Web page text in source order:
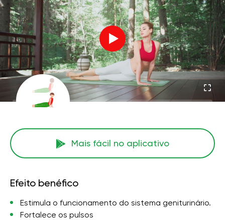
Mais fácil no aplicativo
Efeito benéfico
Estimula o funcionamento do sistema geniturinário.
Fortalece os pulsos